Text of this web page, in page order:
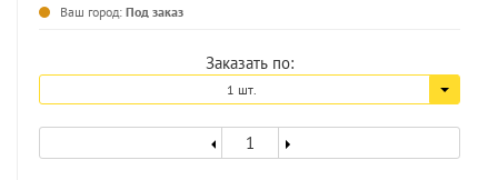
Ваш город: Под заказ
Заказать по:
1 шт.